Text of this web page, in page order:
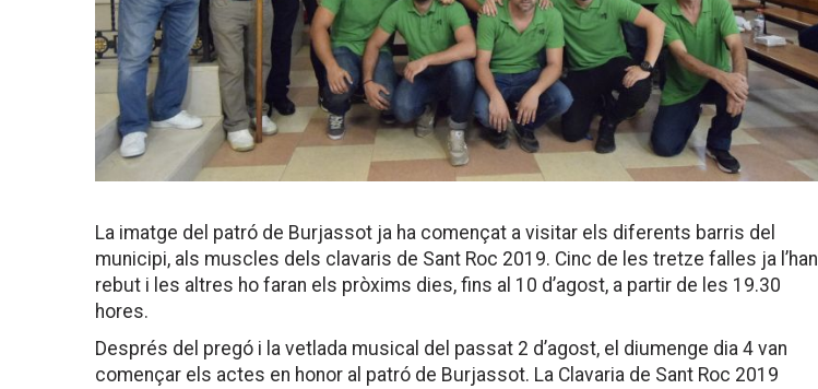
La imatge del patró de Burjassot ja ha començat a visitar els diferents barris del
municipi, als muscles dels clavaris de Sant Roc 2019. Cinc de les tretze falles ja l’han
rebut i les altres ho faran els pròxims dies, fins al 10 d’agost, a partir de les 19.30
hores.
Després del pregó i la vetlada musical del passat 2 d’agost, el diumenge dia 4 van
començar els actes en honor al patró de Burjassot. La Clavaria de Sant Roc 2019